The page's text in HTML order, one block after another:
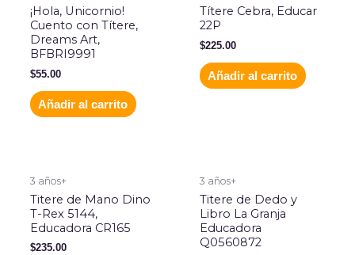
¡Hola, Unicornio!
Cuento con Títere,
Dreams Art,
BFBRI9991
$55.00
Añadir al carrito
Títere Cebra, Educar
22P
$225.00
Añadir al carrito
3 años+
Titere de Mano Dino
T-Rex 5144,
Educadora CR165
$235.00
3 años+
Titere de Dedo y
Libro La Granja
Educadora
Q0560872